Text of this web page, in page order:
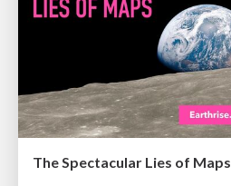
The Spectacular Lies of Maps